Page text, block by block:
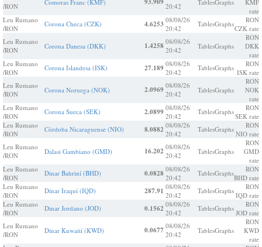
/RON
Comoras Franc (KMF)
20:42
TablesGraphs
KMF
rate
Leu Rumano
/RON
Corona Checa (CZK) 4.6253 08/08/26
20:42
TablesGraphs
RON
CZK rate
Leu Rumano
/RON
Corona Danesa (DKK) 1.4258 08/08/26
20:42
TablesGraphs
RON
DKK
rate
Leu Rumano
/RON
Corona Islandesa (ISK) 27.189 08/08/26
20:42
TablesGraphs
RON
ISK rate
Leu Rumano
/RON
Corona Noruega (NOK) 2.0969 08/08/26
20:42
TablesGraphs
RON
NOK
rate
Leu Rumano
/RON
Corona Sueca (SEK) 2.0899 08/08/26
20:42
TablesGraphs
RON
SEK rate
Leu Rumano
/RON
Córdoba Nicaraguense (NIO) 8.0882 08/08/26
20:42
TablesGraphs
RON
NIO rate
Leu Rumano
/RON
Dalasi Gambiano (GMD) 16.202 08/08/26
20:42
TablesGraphs
RON
GMD
rate
Leu Rumano
/RON
Dinar Bahriní (BHD) 0.0828 08/08/26
20:42
TablesGraphs
RON
BHD rate
Leu Rumano
/RON
Dinar Iraquí (IQD) 287.91 08/08/26
20:42
TablesGraphs
RON
IQD rate
Leu Rumano
/RON
Dinar Jordano (JOD) 0.1562 08/08/26
20:42
TablesGraphs
RON
JOD rate
Leu Rumano
/RON
Dinar Kuwaití (KWD) 0.0677 08/08/26
20:42
TablesGraphs
RON
KWD
rate